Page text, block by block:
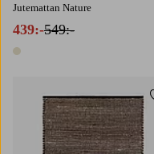
Jutemattan Nature
439:-549:-
1 färg
75X15075X230